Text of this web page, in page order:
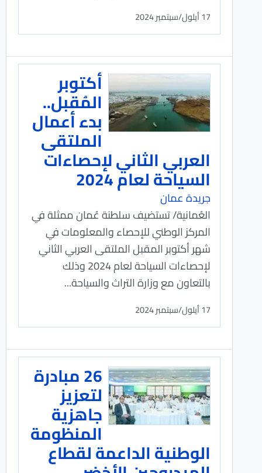
17 أيلول/سبتمبر 2024
أكتوبر
المُقبل..
بدء أعمال
الملتقى
العربي الثاني لإحصاءات
السياحة لعام 2024
جريدة عمان
العُمانية/ تستضيف سلطنة عُمان ممثلة في
المركز الوطني للإحصاء والمعلومات في
شهر أكتوبر المقبل الملتقى العربي الثاني
لإحصاءات السياحة لعام 2024 وذلك
بالتعاون مع وزارة التراث والسياحة...
17 أيلول/سبتمبر 2024
26 مبادرة
لتعزيز
جاهزية
المنظومة
الوطنية الداعمة لقطاع